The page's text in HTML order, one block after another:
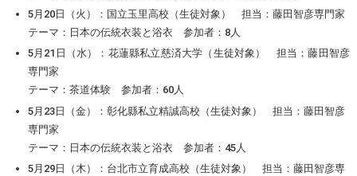
5月20日（火）：国立玉里高校（生徒対象） 担当：藤田智彦専門家
テーマ：日本の伝統衣装と浴衣 参加者：8人
5月21日（水）：花蓮縣私立慈済大学（生徒対象） 担当：藤田智彦
専門家
テーマ：茶道体験 参加者：60人
5月23日（金）：彰化縣私立精誠高校（生徒対象） 担当：藤田智彦
専門家
テーマ：日本の伝統衣装と浴衣 参加者：45人
5月29日（木）：台北市立育成高校（生徒対象） 担当：藤田智彦専